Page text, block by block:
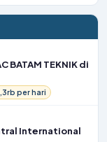
BATAM TEKNIK di
per hari
International